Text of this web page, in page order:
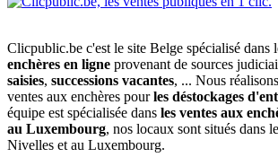
Clicpublic.be c'est le site Belge spécialisé dans
enchères en ligne provenant de sources
saisies, successions vacantes, ... Nous
ventes aux enchères pourles déstockages
équipe est spécialisée dans les ventes aux
au Luxembourg, nos locaux sont situés dans
Nivelles et au Luxembourg.